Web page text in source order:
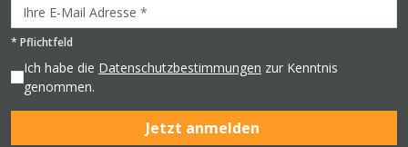
* Pflichtfeld
Ich habe die Datenschutzbestimmungen zur Kenntnis
genommen.
Jetzt anmelden